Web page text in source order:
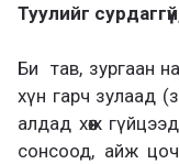
Туулийг
Би тав, зургаан
хүн гарч зулаад
алдад хөөж
сонсоод, айж